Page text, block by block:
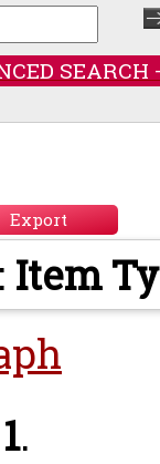
SEARCH
Item
1.